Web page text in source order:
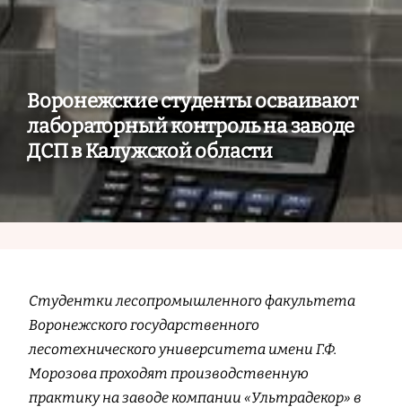
Воронежские студенты осваивают
лабораторный контроль на заводе
ДСП в Калужской области
Студентки лесопромышленного факультета
Воронежского государственного
лесотехнического университета имени Г.Ф.
Морозова проходят производственную
практику на заводе компании «Ультрадекор» в